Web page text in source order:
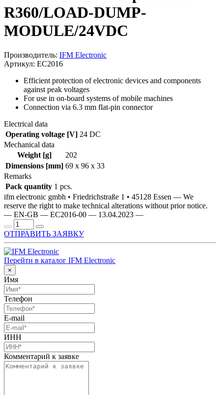
R360/LOAD-DUMP-
MODULE/24VDC
Производитель: IFM Electronic
Артикул: EC2016
Efficient protection of electronic devices and components
against peak voltages
For use in on-board systems of mobile machines
Connection via 6.3 mm flat-pin connector
Electrical data
Operating voltage [V] 24 DC
Mechanical data
Weight [g]
202
Dimensions [mm] 69 x 96 x 33
Remarks
Pack quantity 1 pcs.
ifm electronic gmbh • Friedrichstraße 1 • 45128 Essen — We
reserve the right to make technical alterations without prior notice.
— EN-GB — EC2016-00 — 13.04.2023 —
ОТПРАВИТЬ ЗАЯВКУ
Перейти в каталог IFM Electronic
×
Имя
Телефон
E-mail
ИНН
Комментарий к заявке